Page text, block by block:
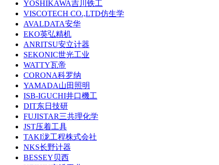
YOSHIKAWA吉川铁工
VISCOTECH CO.,LTD仿生学
AVALDATA安华
EKO英弘精机
ANRITSU安立计器
SEKONIC世光工业
WATTY瓦帝
CORONA科罗纳
YAMADA山田照明
ISB-IGUCHI井口機工
DIT东日技研
FUJISTAR三共理化学
JST压着工具
TAKI泷工程株式会社
NKS长野计器
BESSEY贝西